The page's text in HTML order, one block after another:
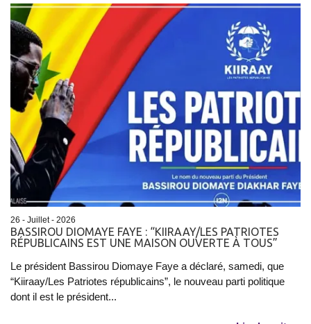
26 - Juillet - 2026
BASSIROU DIOMAYE FAYE : “KIIRAAY/LES PATRIOTES
RÉPUBLICAINS EST UNE MAISON OUVERTE À TOUS”
Le président Bassirou Diomaye Faye a déclaré, samedi, que
“Kiiraay/Les Patriotes républicains”, le nouveau parti politique
dont il est le président...